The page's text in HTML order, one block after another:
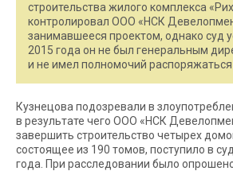
строительства жилого комплекса
контролировал ООО «НСК
занимавшееся проектом, однако суд
2015 года он не был генеральным
и не имел полномочий распоряжаться
Кузнецова подозревали в
в результате чего ООО «НСК
завершить строительство четырех
состоящее из 190 томов, поступило в
года. При расследовании было